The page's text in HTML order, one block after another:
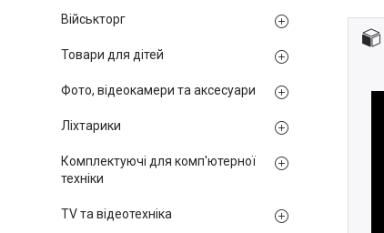
Військторг
Товари для дітей
Фото, відеокамери та аксесуари
Ліхтарики
Комплектуючі для комп'ютерної
техніки
TV та відеотехніка